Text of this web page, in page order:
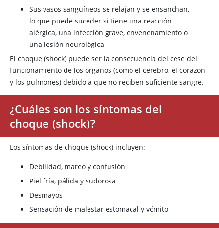
Sus vasos sanguíneos se relajan y se ensanchan,
lo que puede suceder si tiene una reacción
alérgica, una infección grave, envenenamiento o
una lesión neurológica
El choque (shock) puede ser la consecuencia del cese del
funcionamiento de los órganos (como el cerebro, el corazón
y los pulmones) debido a que no reciben suficiente sangre.
¿Cuáles son los síntomas del
choque (shock)?
Los síntomas de choque (shock) incluyen:
Debilidad, mareo y confusión
Piel fría, pálida y sudorosa
Desmayos
Sensación de malestar estomacal y vómito